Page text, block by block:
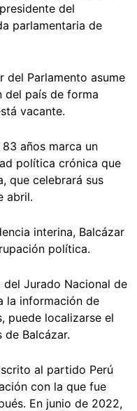
del
parlamentaria de
del Parlamento asume
del país de forma
vacante.
años marca un
política crónica que
que celebrará sus
abril.
interina, Balcázar
política.
del Jurado Nacional de
la información de
puede localizarse el
de Balcázar.
al partido Perú
con la que fue
En junio de 2022,